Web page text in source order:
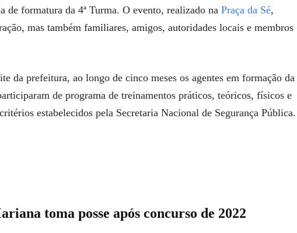
de formatura da 4ª Turma. O evento, realizado na Praça da Sé,
mas também familiares, amigos, autoridades locais e membros
da prefeitura, ao longo de cinco meses os agentes em formação da
de programa de treinamentos práticos, teóricos, físicos e
estabelecidos pela Secretaria Nacional de Segurança Pública.
toma posse após concurso de 2022